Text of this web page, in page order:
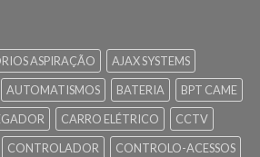
ASPIRAÇÃO
AJAX SYSTEMS
AUTOMATISMOS BATERIA
BPT CAME
CARRO ELÉTRICO
CCTV
CONTROLADOR
CONTROLO-ACESSOS